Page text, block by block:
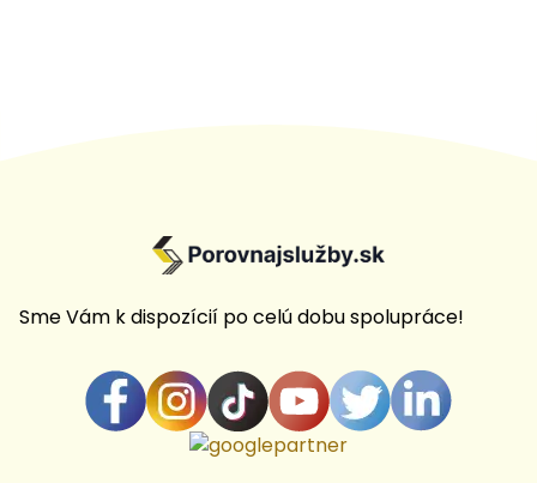
Sme Vám k dispozícií po celú dobu spolupráce!